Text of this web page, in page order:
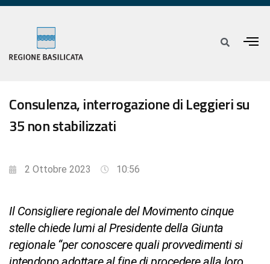
Consulenza, interrogazione di Leggieri su
35 non stabilizzati
2 Ottobre 2023 10:56
Il Consigliere regionale del Movimento cinque
stelle chiede lumi al Presidente della Giunta
regionale “per conoscere quali provvedimenti si